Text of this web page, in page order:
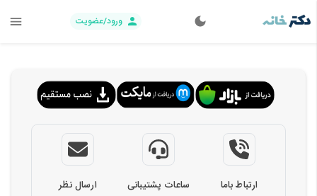
ورود/عضویت
ارتباط باما
ساعات پشتیبانی
ارسال نظر